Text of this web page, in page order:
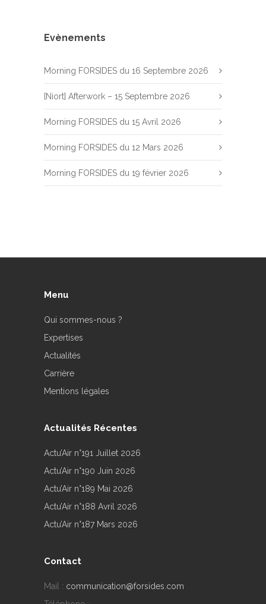
Evènements
Morning FORSIDES du 16 Septembre 2026
[Niort] Afterwork – 15 Septembre 2026
Morning FORSIDES du 15 Avril 2026
Morning FORSIDES du 12 Mars 2026
Morning FORSIDES du 19 février 2026
Menu
Qui sommes-nous ?
Expertises
Actualités
Carrière
Mentions légales
Actualités Récentes
Actu’Air n°191 Juillet 2026
Actu’Air n°190 Juin 2026
Actu’Air n°189 Mai 2026
Actu’Air n°188 Avril 2026
Actu’Air n°187 Mars 2026
Contact
Mail : communication@forsides.com